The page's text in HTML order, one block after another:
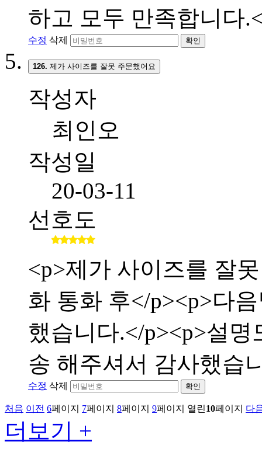
하고 모두 만족합니다
수정 삭제 확인
126. 제가 사이즈를 잘못 주문했어요
작성자
최인오
작성일
20-03-11
선호도
<p>제가 사이즈를 잘
화 통화 후</p><p>다
했습니다.</p><p>설
송 해주셔서 감사했습
수정 삭제 확인
처음 이전 6페이지 7페이지 8페이지 9페이지 열린10페이지 다
더보기 +